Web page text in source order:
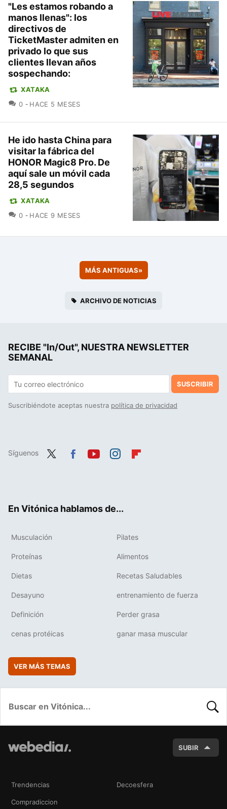
"Les estamos robando a
manos llenas": los
directivos de
TicketMaster admiten en
privado lo que sus
clientes llevan años
sospechando:
XATAKA
0 COMENTARIOS
HACE 5 MESES
He ido hasta China para
visitar la fábrica del
HONOR Magic8 Pro. De
aquí sale un móvil cada
28,5 segundos
XATAKA
0 COMENTARIOS
HACE 9 MESES
MÁS ANTIGUAS»
ARCHIVO DE NOTICIAS
RECIBE "In/Out", NUESTRA NEWSLETTER
SEMANAL
SUSCRIBIR
Suscribiéndote aceptas nuestra política de privacidad
Síguenos
En Vitónica hablamos de...
Musculación Pilates
Proteínas Alimentos
Dietas Recetas Saludables
Desayuno entrenamiento de fuerza
Definición Perder grasa
cenas protéicas ganar masa muscular
VER MÁS TEMAS
SUBIR
Trendencias Decoesfera
Compradiccion